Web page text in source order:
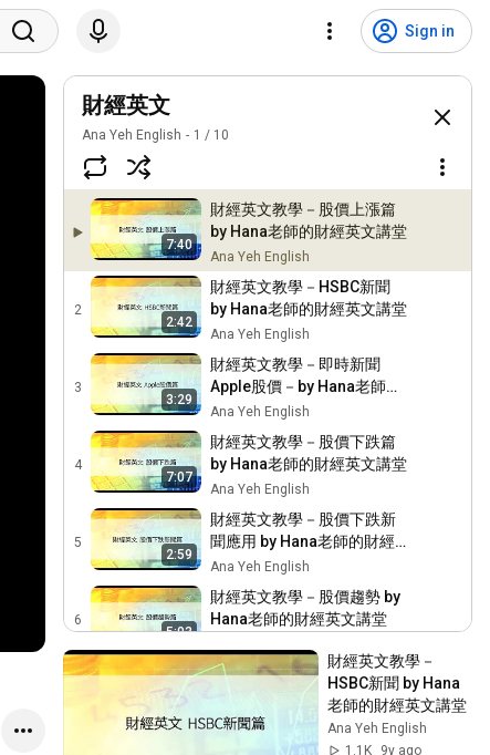
Sign in
財經英文
Ana Yeh English 1 / 10
7:40
財經英文教學－股價上漲篇
by Hana老師的財經英文講堂
Ana Yeh English
2
2:42
財經英文教學－HSBC新聞
by Hana老師的財經英文講堂
Ana Yeh English
3
3:29
財經英文教學－即時新聞
Apple股價－by Hana老師的
財經英文講堂
Ana Yeh English
4
7:07
財經英文教學－股價下跌篇
by Hana老師的財經英文講堂
Ana Yeh English
5
2:59
財經英文教學－股價下跌新
聞應用 by Hana老師的財經
英文講堂
Ana Yeh English
6
5:03
財經英文教學－股價趨勢 by
Hana老師的財經英文講堂
4:57
財經英文教學－股價強勁篇
by Hana老師的財經英文講堂
Ana Yeh English
財經英文教學－
HSBC新聞 by Hana
老師的財經英文講堂
Ana Yeh English
1.1K
9y ago